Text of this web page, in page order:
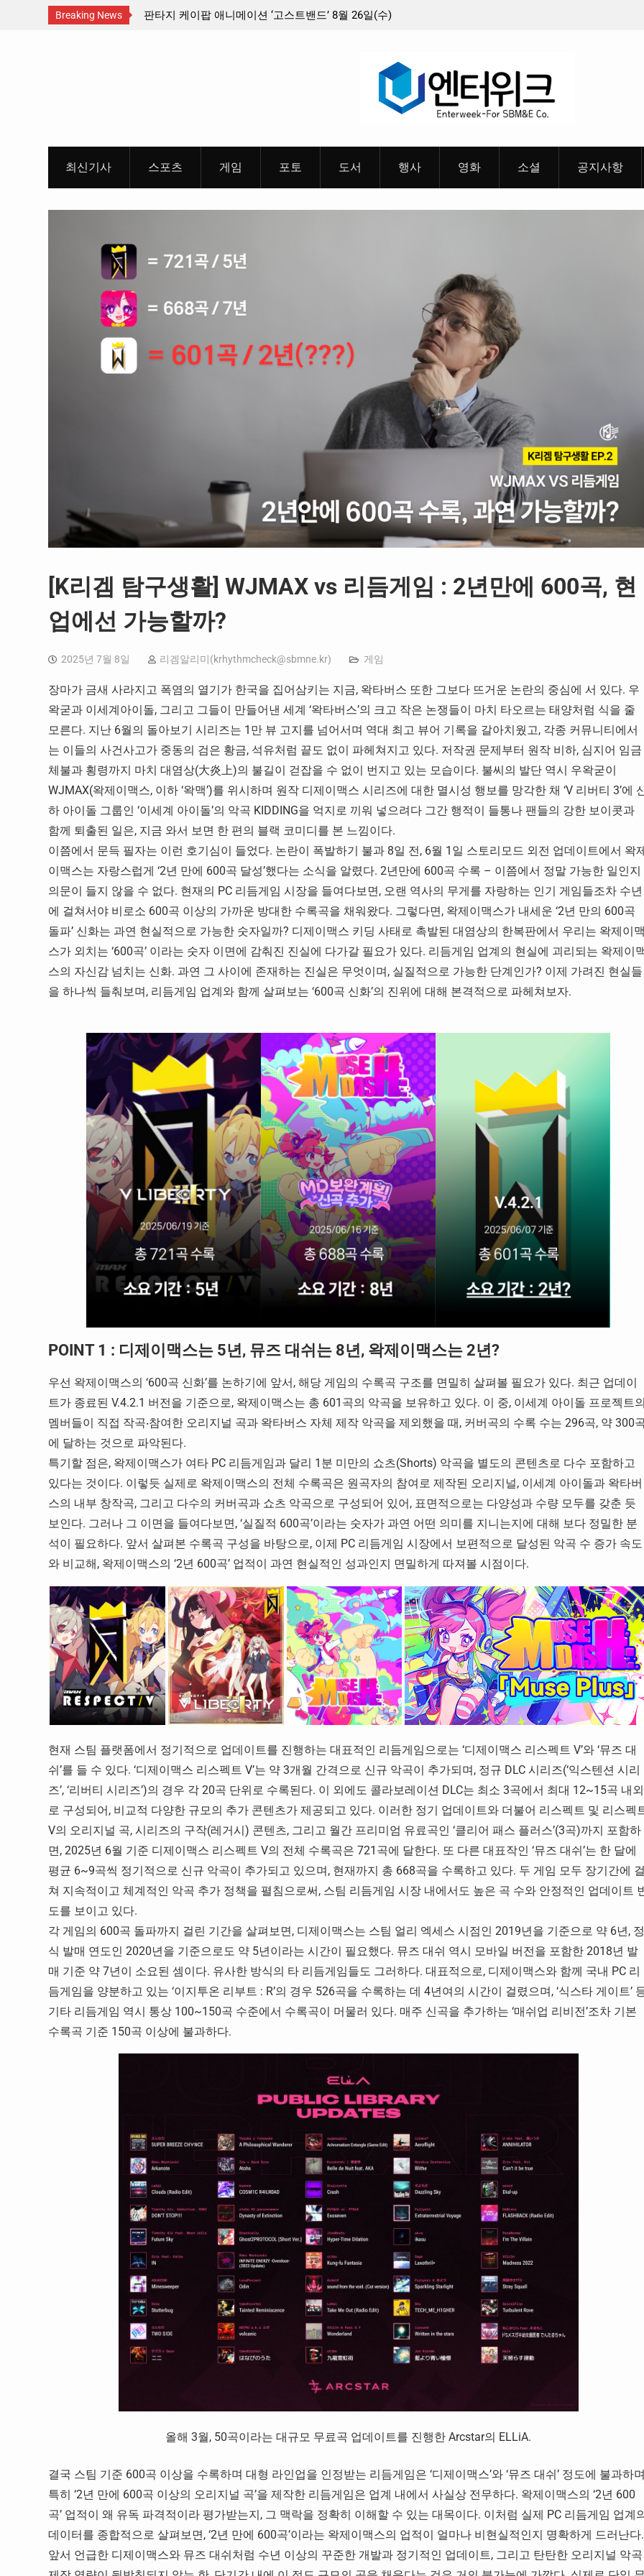
Breaking News
스트밴드’ 8월 26일(수)
충청 청소년이 만든 U대회 홍보 영상…최종 6편 선정
최신기사 스포츠 게임 포토 도서 행사 영화 소셜 공지사항
[K리겜 탐구생활] WJMAX vs 리듬게임 : 2년만에 600곡, 현
업에선 가능할까?
2025년 7월 8일 리겜알리미(krhythmcheck@sbmne.kr) 게임
장마가 금새 사라지고 폭염의 열기가 한국을 집어삼키는 지금, 왁타버스 또한 그보다 뜨거운 논란의 중심에 서 있다. 우
왁굳과 이세계아이돌, 그리고 그들이 만들어낸 세계 ‘왁타버스’의 크고 작은 논쟁들이 마치 타오르는 태양처럼 식을 줄
모른다. 지난 6월의 돌아보기 시리즈는 1만 뷰 고지를 넘어서며 역대 최고 뷰어 기록을 갈아치웠고, 각종 커뮤니티에서
는 이들의 사건사고가 중동의 검은 황금, 석유처럼 끝도 없이 파헤쳐지고 있다. 저작권 문제부터 원작 비하, 심지어 임금
체불과 횡령까지 마치 대염상(大炎上)의 불길이 걷잡을 수 없이 번지고 있는 모습이다. 불씨의 발단 역시 우왁굳이
WJMAX(왁제이맥스, 이하 ‘왁맥’)를 위시하며 원작 디제이맥스 시리즈에 대한 멸시성 행보를 망각한 채 ‘V 리버티 3’에
하 아이돌 그룹인 ‘이세계 아이돌’의 악곡 KIDDING을 억지로 끼워 넣으려다 그간 행적이 들통나 팬들의 강한 보이콧과
함께 퇴출된 일은, 지금 와서 보면 한 편의 블랙 코미디를 본 느낌이다.
이쯤에서 문득 필자는 이런 호기심이 들었다. 논란이 폭발하기 불과 8일 전, 6월 1일 스토리모드 외전 업데이트에서 왁
이맥스는 자랑스럽게 ‘2년 만에 600곡 달성’했다는 소식을 알렸다. 2년만에 600곡 수록 – 이쯤에서 정말 가능한 일인지
의문이 들지 않을 수 없다. 현재의 PC 리듬게임 시장을 들여다보면, 오랜 역사의 무게를 자랑하는 인기 게임들조차 수년
에 걸쳐서야 비로소 600곡 이상의 가까운 방대한 수록곡을 채워왔다. 그렇다면, 왁제이맥스가 내세운 ‘2년 만의 600곡
돌파’ 신화는 과연 현실적으로 가능한 숫자일까? 디제이맥스 키딩 사태로 촉발된 대염상의 한복판에서 우리는 왁제이
스가 외치는 ‘600곡’ 이라는 숫자 이면에 감춰진 진실에 다가갈 필요가 있다. 리듬게임 업계의 현실에 괴리되는 왁제이
스의 자신감 넘치는 신화. 과연 그 사이에 존재하는 진실은 무엇이며, 실질적으로 가능한 단계인가? 이제 가려진 현실들
을 하나씩 들춰보며, 리듬게임 업계와 함께 살펴보는 ‘600곡 신화’의 진위에 대해 본격적으로 파헤쳐보자.
POINT 1 : 디제이맥스는 5년, 뮤즈 대쉬는 8년, 왁제이맥스는 2년?
우선 왁제이맥스의 ‘600곡 신화’를 논하기에 앞서, 해당 게임의 수록곡 구조를 면밀히 살펴볼 필요가 있다. 최근 업데이
트가 종료된 V.4.2.1 버전을 기준으로, 왁제이맥스는 총 601곡의 악곡을 보유하고 있다. 이 중, 이세계 아이돌 프로젝트
멤버들이 직접 작곡‧참여한 오리지널 곡과 왁타버스 자체 제작 악곡을 제외했을 때, 커버곡의 수록 수는 296곡, 약 300
에 달하는 것으로 파악된다.
특기할 점은, 왁제이맥스가 여타 PC 리듬게임과 달리 1분 미만의 쇼츠(Shorts) 악곡을 별도의 콘텐츠로 다수 포함하고
있다는 것이다. 이렇듯 실제로 왁제이맥스의 전체 수록곡은 원곡자의 참여로 제작된 오리지널, 이세계 아이돌과 왁타버
스의 내부 창작곡, 그리고 다수의 커버곡과 쇼츠 악곡으로 구성되어 있어, 표면적으로는 다양성과 수량 모두를 갖춘 듯
보인다. 그러나 그 이면을 들여다보면, ‘실질적 600곡’이라는 숫자가 과연 어떤 의미를 지니는지에 대해 보다 정밀한 분
석이 필요하다. 앞서 살펴본 수록곡 구성을 바탕으로, 이제 PC 리듬게임 시장에서 보편적으로 달성된 악곡 수 증가 속도
와 비교해, 왁제이맥스의 ‘2년 600곡’ 업적이 과연 현실적인 성과인지 면밀하게 따져볼 시점이다.
현재 스팀 플랫폼에서 정기적으로 업데이트를 진행하는 대표적인 리듬게임으로는 ‘디제이맥스 리스펙트 V’와 ‘뮤즈 대
쉬’를 들 수 있다. ‘디제이맥스 리스펙트 V’는 약 3개월 간격으로 신규 악곡이 추가되며, 정규 DLC 시리즈(‘익스텐션 시리
즈’, ‘리버티 시리즈’)의 경우 각 20곡 단위로 수록된다. 이 외에도 콜라보레이션 DLC는 최소 3곡에서 최대 12~15곡 내외
로 구성되어, 비교적 다양한 규모의 추가 콘텐츠가 제공되고 있다. 이러한 정기 업데이트와 더불어 리스펙트 및 리스펙
V의 오리지널 곡, 시리즈의 구작(레거시) 콘텐츠, 그리고 월간 프리미엄 유료곡인 ‘클리어 패스 플러스’(3곡)까지 포함하
면, 2025년 6월 기준 디제이맥스 리스펙트 V의 전체 수록곡은 721곡에 달한다. 또 다른 대표작인 ‘뮤즈 대쉬’는 한 달에
평균 6~9곡씩 정기적으로 신규 악곡이 추가되고 있으며, 현재까지 총 668곡을 수록하고 있다. 두 게임 모두 장기간에
쳐 지속적이고 체계적인 악곡 추가 정책을 펼침으로써, 스팀 리듬게임 시장 내에서도 높은 곡 수와 안정적인 업데이트
도를 보이고 있다.
각 게임의 600곡 돌파까지 걸린 기간을 살펴보면, 디제이맥스는 스팀 얼리 엑세스 시점인 2019년을 기준으로 약 6년, 정
식 발매 연도인 2020년을 기준으로도 약 5년이라는 시간이 필요했다. 뮤즈 대쉬 역시 모바일 버전을 포함한 2018년 발
매 기준 약 7년이 소요된 셈이다. 유사한 방식의 타 리듬게임들도 그러하다. 대표적으로, 디제이맥스와 함께 국내 PC 리
듬게임을 양분하고 있는 ‘이지투온 리부트 : R’의 경우 526곡을 수록하는 데 4년여의 시간이 걸렸으며, ‘식스타 게이트’
기타 리듬게임 역시 통상 100~150곡 수준에서 수록곡이 머물러 있다. 매주 신곡을 추가하는 ‘매쉬업 리비전’조차 기본
수록곡 기준 150곡 이상에 불과하다.
올해 3월, 50곡이라는 대규모 무료곡 업데이트를 진행한 Arcstar의 ELLiA.
결국 스팀 기준 600곡 이상을 수록하며 대형 라인업을 인정받는 리듬게임은 ‘디제이맥스’와 ‘뮤즈 대쉬’ 정도에 불과하
특히 ‘2년 만에 600곡 이상의 오리지널 곡’을 제작한 리듬게임은 업계 내에서 사실상 전무하다. 왁제이맥스의 ‘2년 600
곡’ 업적이 왜 유독 파격적이라 평가받는지, 그 맥락을 정확히 이해할 수 있는 대목이다. 이처럼 실제 PC 리듬게임 업계
데이터를 종합적으로 살펴보면, ‘2년 만에 600곡’이라는 왁제이맥스의 업적이 얼마나 비현실적인지 명확하게 드러난다.
앞서 언급한 디제이맥스와 뮤즈 대쉬처럼 수년 이상의 꾸준한 개발과 정기적인 업데이트, 그리고 탄탄한 오리지널 악곡